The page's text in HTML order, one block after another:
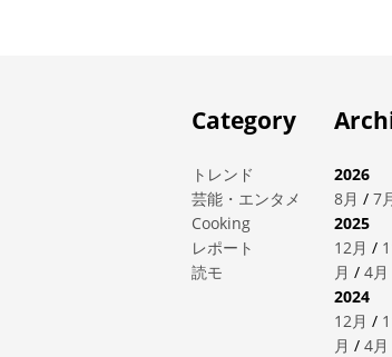
Category
トレンド
芸能・エンタメ
Cooking
レポート
読モ
2026
8月 / 7
2025
12月 /
月 / 4月
2024
12月 /
月 / 4月